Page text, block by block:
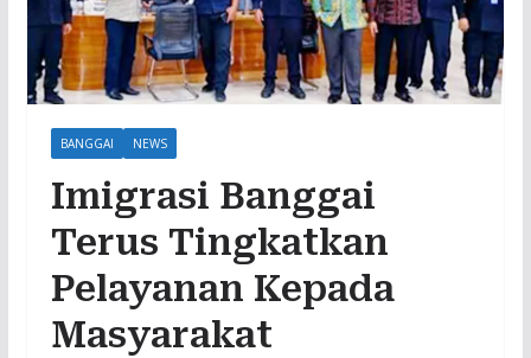
BANGGAI NEWS
Imigrasi Banggai
Terus Tingkatkan
Pelayanan Kepada
Masyarakat